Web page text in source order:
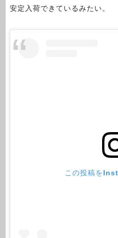
安定入荷できているみたい。
この投稿を